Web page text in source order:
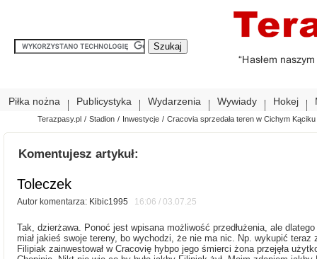
Piłka nożna Publicystyka Wydarzenia Wywiady Hokej
Terazpasy.pl / Stadion / Inwestycje / Cracovia sprzedała teren w Cichym Kąciku
Komentujesz artykuł:
Toleczek
Autor komentarza: Kibic1995 16:06 / 03.07.25
Tak, dzierżawa. Ponoć jest wpisana możliwość przedłużenia, ale
miał jakieś swoje tereny, bo wychodzi, że nie ma nic. Np. wykupić
Filipiak zainwestował w Cracovię hybpo jego śmierci żona przejęła